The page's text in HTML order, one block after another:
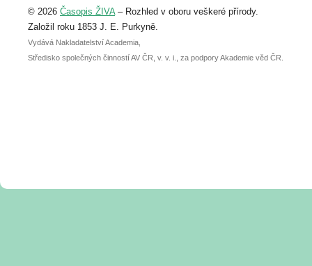
abstraktu přihlášené přednášky nebo
posteru je už 30. června.
© 2026 Časopis ŽIVA– Rozhled v oboru veškeré přírody.
Založil roku 1853 J. E. Purkyně.
Vydává Nakladatelství Academia,
Středisko společných činností AV ČR, v. v. i., za podpory Akademie věd ČR.